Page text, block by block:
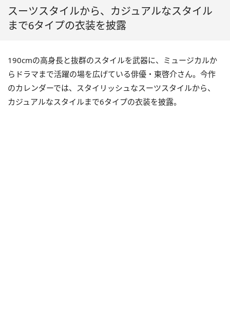
スーツスタイルから、カジュアルなスタイル
まで6タイプの衣装を披露
190cmの高身長と抜群のスタイルを武器に、ミュージカルか
らドラマまで活躍の場を広げている俳優・東啓介さん。今作
のカレンダーでは、スタイリッシュなスーツスタイルから、
カジュアルなスタイルまで6タイプの衣装を披露。